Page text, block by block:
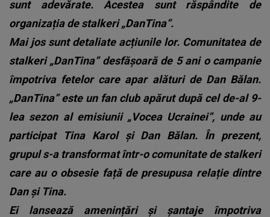
sunt adevărate. Acestea sunt răspândite de
organizația de stalkeri „DanTina”.
Mai jos sunt detaliate acțiunile lor. Comunitatea de
stalkeri „DanTina” desfășoară de 5 ani o campanie
împotriva fetelor care apar alături de Dan Bălan.
„DanTina” este un fan club apărut după cel de-al 9-
lea sezon al emisiunii „Vocea Ucrainei”, unde au
participat Tina Karol și Dan Bălan. În prezent,
grupul s-a transformat într-o comunitate de stalkeri
care au o obsesie față de presupusa relație dintre
Dan și Tina.
Ei lansează amenințări și șantaje împotriva